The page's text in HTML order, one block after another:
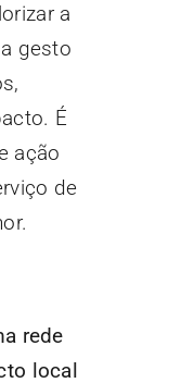
a
gesto
É
ação
de
rede
local